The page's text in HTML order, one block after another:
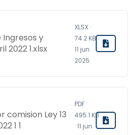
Ingresos y
2022 1.xlsx
XLSX ·
74.2 KB ·
11 jun
2025
comision Ley 13
1 1
PDF ·
495.1 KB
· 11 jun